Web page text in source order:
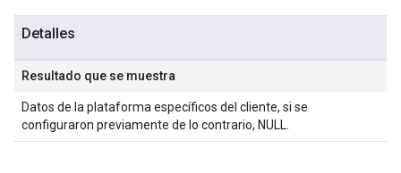
Detalles
Resultado que se muestra
Datos de la plataforma específicos del cliente, si se
configuraron previamente de lo contrario, NULL.